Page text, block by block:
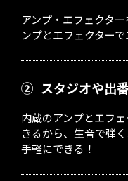
アンプ・エフェクタ
ンプとエフェクター
② スタジオや出
内蔵のアンプとエフ
きるから、生音で弾
手軽にできる！